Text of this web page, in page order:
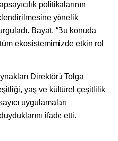
politikalarının
yönelik
Bayat, “Bu konuda
ekosistemimizde etkin rol
Direktörü Tolga
yaş ve kültürel çeşitlilik
uygulamaları
ifade etti.